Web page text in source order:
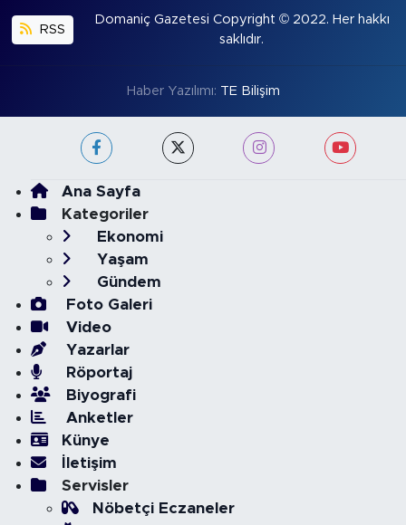
RSS
Domaniç Gazetesi Copyright © 2022. Her hakkı
saklıdır.
Haber Yazılımı: TE Bilişim
Ana Sayfa
Kategoriler
Ekonomi
Yaşam
Gündem
Foto Galeri
Video
Yazarlar
Röportaj
Biyografi
Anketler
Künye
İletişim
Servisler
Nöbetçi Eczaneler